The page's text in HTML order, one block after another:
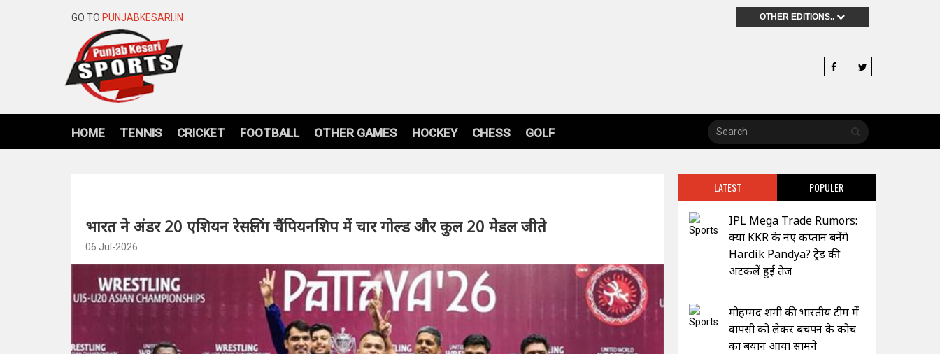
GO TO PUNJABKESARI.IN OTHER EDITIONS..
HOME TENNIS CRICKET FOOTBALL OTHER GAMES HOCKEY CHESS GOLF
भारत ने अंडर 20 एशियन रेसलिंग चैंपियनशिप में चार गोल्ड और कुल 20 मेडल जीते
06 Jul-2026
LATEST POPULER
IPL Mega Trade Rumors:
क्या KKR के नए कप्तान बनेंगे
Hardik Pandya? ट्रेड की
अटकलें हुई तेज
मोहम्मद शमी की भारतीय टीम में
वापसी को लेकर बचपन के कोच
का बयान आया सामने